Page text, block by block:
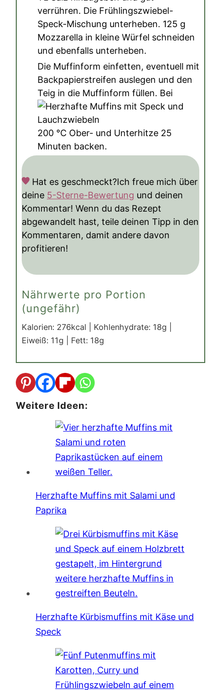
verrühren. Die Frühlingszwiebel-
Speck-Mischung unterheben. 125 g
Mozzarella in kleine Würfel schneiden
und ebenfalls unterheben.
Die Muffinform einfetten, eventuell mit
Backpapierstreifen auslegen und den
Teig in die Muffinform füllen. Bei
200 °C Ober- und Unterhitze 25
Minuten backen.
Hat es geschmeckt?Ich freue mich über
deine 5-Sterne-Bewertung und deinen
Kommentar! Wenn du das Rezept
abgewandelt hast, teile deinen Tipp in den
Kommentaren, damit andere davon
profitieren!
Nährwerte pro Portion
(ungefähr)
Kalorien: 276kcal Kohlenhydrate: 18g
Eiweiß: 11g Fett: 18g
Weitere Ideen:
Herzhafte Muffins mit Salami und
Paprika
Herzhafte Kürbismuffins mit Käse und
Speck